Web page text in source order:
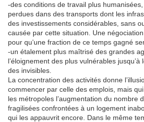
-des conditions de travail plus
perdues dans des transports dont les
des investissements considérables, sans
causée par cette situation. Une
pour qu’une fraction de ce temps gagné
-un étalement plus maîtrisé des grandes
l’éloignement des plus vulnérables
des invisibles.
La concentration des activités donne
commencer par celle des emplois, mais
les métropoles l’augmentation du nombre
fragilisées confrontées à un logement
qui les appauvrit encore. Dans le même